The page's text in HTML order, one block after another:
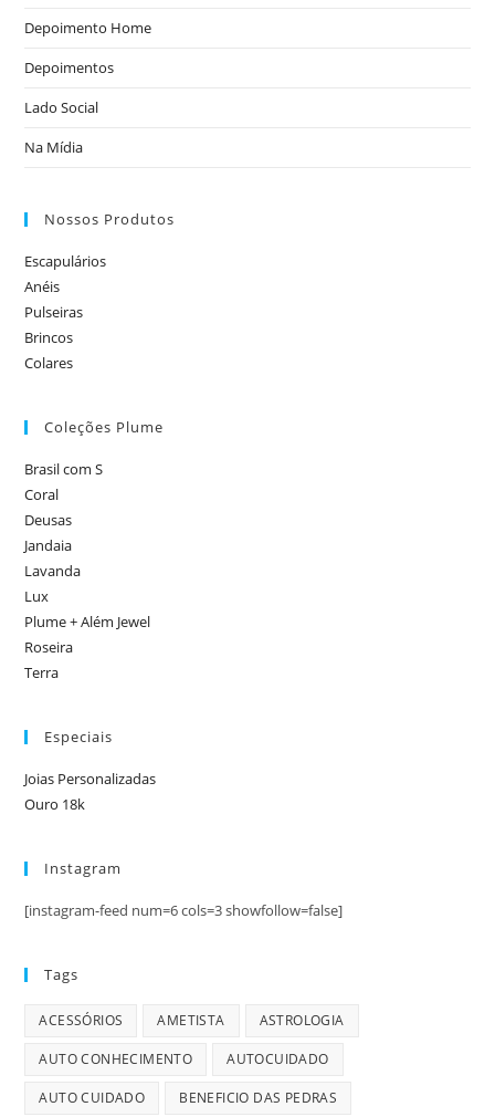
Depoimento Home
Depoimentos
Lado Social
Na Mídia
Nossos Produtos
Escapulários
Anéis
Pulseiras
Brincos
Colares
Coleções Plume
Brasil com S
Coral
Deusas
Jandaia
Lavanda
Lux
Plume + Além Jewel
Roseira
Terra
Especiais
Joias Personalizadas
Ouro 18k
Instagram
[instagram-feed num=6 cols=3 showfollow=false]
Tags
ACESSÓRIOS AMETISTA ASTROLOGIA
AUTO CONHECIMENTO AUTOCUIDADO
AUTO CUIDADO BENEFICIO DAS PEDRAS